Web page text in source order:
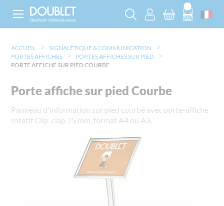
ACCUEIL
SIGNALÉTIQUE & COMMUNICATION
PORTES AFFICHES
PORTES AFFICHES SUR PIED
PORTE AFFICHE SUR PIED COURBE
Porte affiche sur pied Courbe
Panneau d'information sur pied courbé avec porte-affiche
rotatif Clip-clap 25 mm, format A4 ou A3.